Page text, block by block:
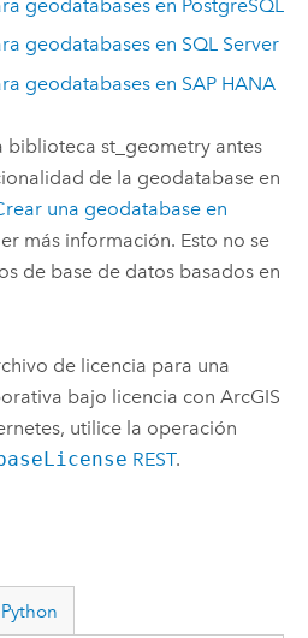
geodatabases en PostgreSQL
geodatabases en SQL Server
geodatabases en SAP HANA
biblioteca st_geometry antes
de la geodatabase en
una geodatabase en
más información. Esto no se
de base de datos basados en
de licencia para una
bajo licencia conArcGIS
, utilice la operación
REST.
Python